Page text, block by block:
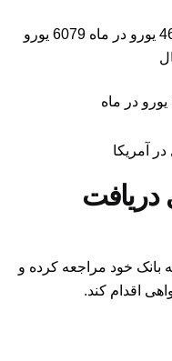
467.65 یورو در ماه 6079 یورو
آمریکا
دریافت
بانک خود مراجعه کرده و
اقدام کند.